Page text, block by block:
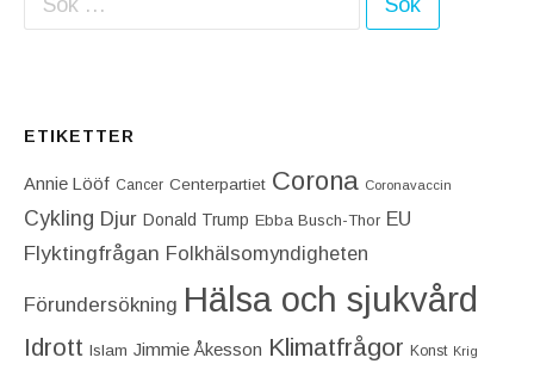
ETIKETTER
Annie Lööf Cancer Centerpartiet‎ Corona Coronavaccin
Cykling Djur Donald Trump Ebba Busch-Thor EU
Flyktingfrågan Folkhälsomyndigheten
Förundersökning Hälsa och sjukvård
Idrott Islam Jimmie Åkesson Klimatfrågor Konst Krig